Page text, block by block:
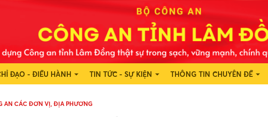
ĐẠO - ĐIỀU HÀNH TIN TỨC - SỰ KIỆN THÔNG TIN CHUYÊN ĐỀ
AN CÁC ĐƠN VỊ, ĐỊA PHƯƠNG